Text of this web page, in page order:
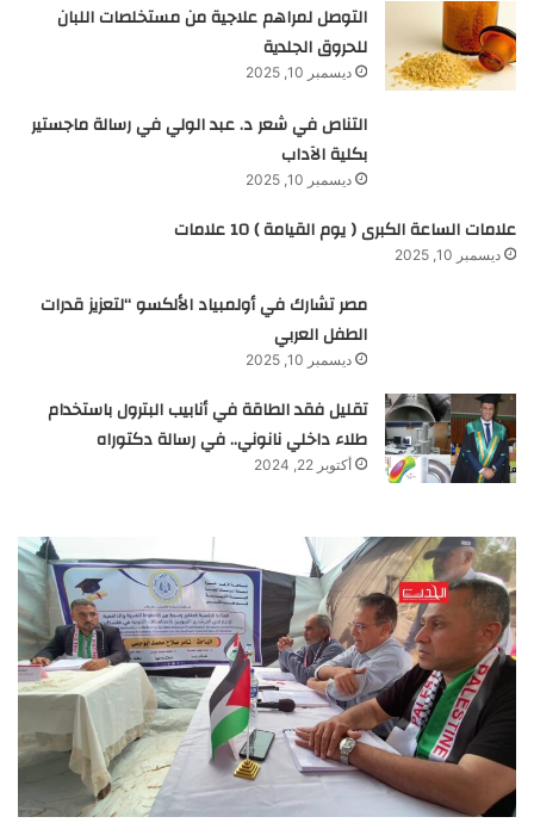
التوصل لمراهم علاجية من مستخلصات اللبان
للحروق الجلدية
ديسمبر 10, 2025
التناص في شعر د. عبد الولي في رسالة ماجستير
بكلية الآداب
ديسمبر 10, 2025
علامات الساعة الكبرى ( يوم القيامة ) 10 علامات
ديسمبر 10, 2025
مصر تشارك في أولمبياد الألكسو “لتعزيز قدرات
الطفل العربي
ديسمبر 10, 2025
تقليل فقد الطاقة في أنابيب البترول باستخدام
طلاء داخلي نانوني.. في رسالة دكتوراه
أكتوبر 22, 2024